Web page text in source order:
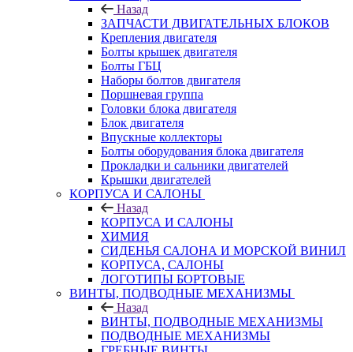
Назад
ЗАПЧАСТИ ДВИГАТЕЛЬНЫХ БЛОКОВ
Крепления двигателя
Болты крышек двигателя
Болты ГБЦ
Наборы болтов двигателя
Поршневая группа
Головки блока двигателя
Блок двигателя
Впускные коллекторы
Болты оборудования блока двигателя
Прокладки и сальники двигателей
Крышки двигателей
КОРПУСА И САЛОНЫ
Назад
КОРПУСА И САЛОНЫ
ХИМИЯ
СИДЕНЬЯ САЛОНА И МОРСКОЙ ВИНИЛ
КОРПУСА, САЛОНЫ
ЛОГОТИПЫ БОРТОВЫЕ
ВИНТЫ, ПОДВОДНЫЕ МЕХАНИЗМЫ
Назад
ВИНТЫ, ПОДВОДНЫЕ МЕХАНИЗМЫ
ПОДВОДНЫЕ МЕХАНИЗМЫ